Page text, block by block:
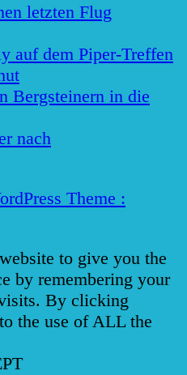
letzten Flug
auf dem Piper-Treffen
Bergsteinern in die
nach
Theme :
to give you the
by remembering your
By clicking
the use of ALL the